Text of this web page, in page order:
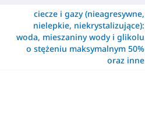
ciecze i gazy (nieagresywne,
nielepkie, niekrystalizujące):
woda, mieszaniny wody i glikolu
o stężeniu maksymalnym 50%
oraz inne